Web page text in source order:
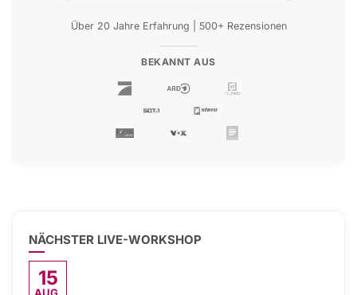
Über 20 Jahre Erfahrung | 500+ Rezensionen
BEKANNT AUS
NÄCHSTER LIVE-WORKSHOP
15
AUG.